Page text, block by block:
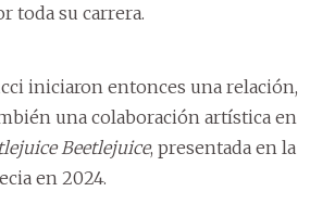
toda su carrera.
iniciaron entonces una relación,
una colaboración artística en
Beetlejuice, presentada en la
en 2024.